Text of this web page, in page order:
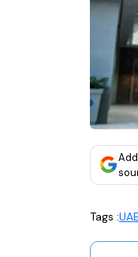
Tags :